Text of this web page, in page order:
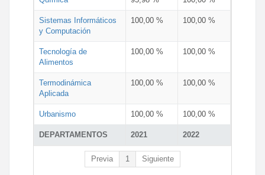
DEPARTAMENTOS 2021 2022
Sistemas Informáticos
y Computación
100,00 % 100,00 %
Tecnología de
Alimentos
100,00 % 100,00 %
Termodinámica
Aplicada
100,00 % 100,00 %
Urbanismo 100,00 % 100,00 %
Previa 1 Siguiente